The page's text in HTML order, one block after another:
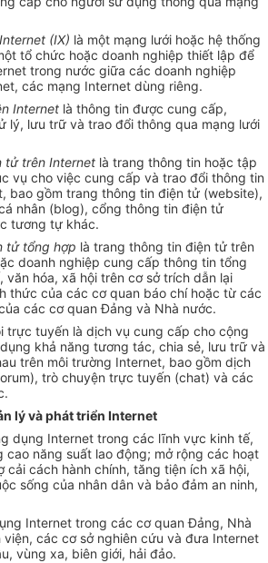
(IX) là một mạng lưới hoặc hệ thống
tổ chức hoặc doanh nghiệp thiết lập để
trong nước giữa các doanh nghiệp
các mạng Internet dùng riêng.
Internet là thông tin được cung cấp,
lý, lưu trữ và trao đổi thông qua mạng lưới
tử trên Internet là trang thông tin hoặc tập
vụ cho việc cung cấp và trao đổi thông tin
bao gồm trang thông tin điện tử (website),
nhân (blog), cổng thông tin điện tử
tương tự khác.
tử tổng hợp là trang thông tin điện tử trên
doanh nghiệp cung cấp thông tin tổng
văn hóa, xã hội trên cơ sở trích dẫn lại
thức của các cơ quan báo chí hoặc từ các
các cơ quan Đảng và Nhà nước.
trực tuyến là dịch vụ cung cấp cho cộng
khả năng tương tác, chia sẻ, lưu trữ và
trên môi trường Internet, bao gồm dịch
trò chuyện trực tuyến (chat) và các
lý và phát triển Internet
dụng Internet trong các lĩnh vực kinh tế,
cao năng suất lao động; mở rộng các hoạt
cải cách hành chính, tăng tiện ích xã hội,
sống của nhân dân và bảo đảm an ninh,
Internet trong các cơ quan Đảng, Nhà
các cơ sở nghiên cứu và đưa Internet
vùng xa, biên giới, hải đảo.